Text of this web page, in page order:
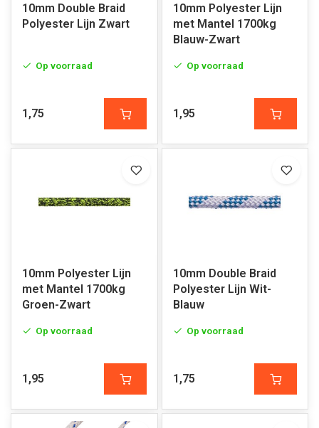
10mm Double Braid
Polyester Lijn Zwart
Op voorraad
1,75
10mm Polyester Lijn
met Mantel 1700kg
Blauw-Zwart
Op voorraad
1,95
10mm Polyester Lijn
met Mantel 1700kg
Groen-Zwart
Op voorraad
1,95
10mm Double Braid
Polyester Lijn Wit-
Blauw
Op voorraad
1,75